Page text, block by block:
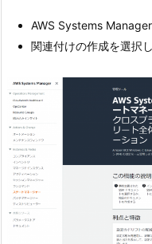
AWS Systems
関連付けの作成を選択し